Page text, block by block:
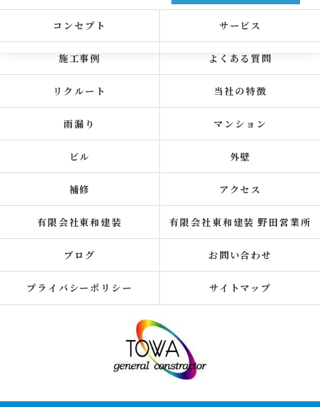
コンセプト サービス
施工事例 よくある質問
リクルート 当社の特徴
雨漏り マンション
ビル 外壁
補修 アクセス
有限会社東和建装 有限会社東和建装 野田営業所
ブログ お問い合わせ
プライバシーポリシー サイトマップ